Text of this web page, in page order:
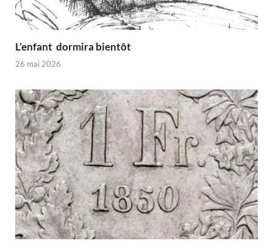
L’enfant dormira bientôt
26 mai 2026